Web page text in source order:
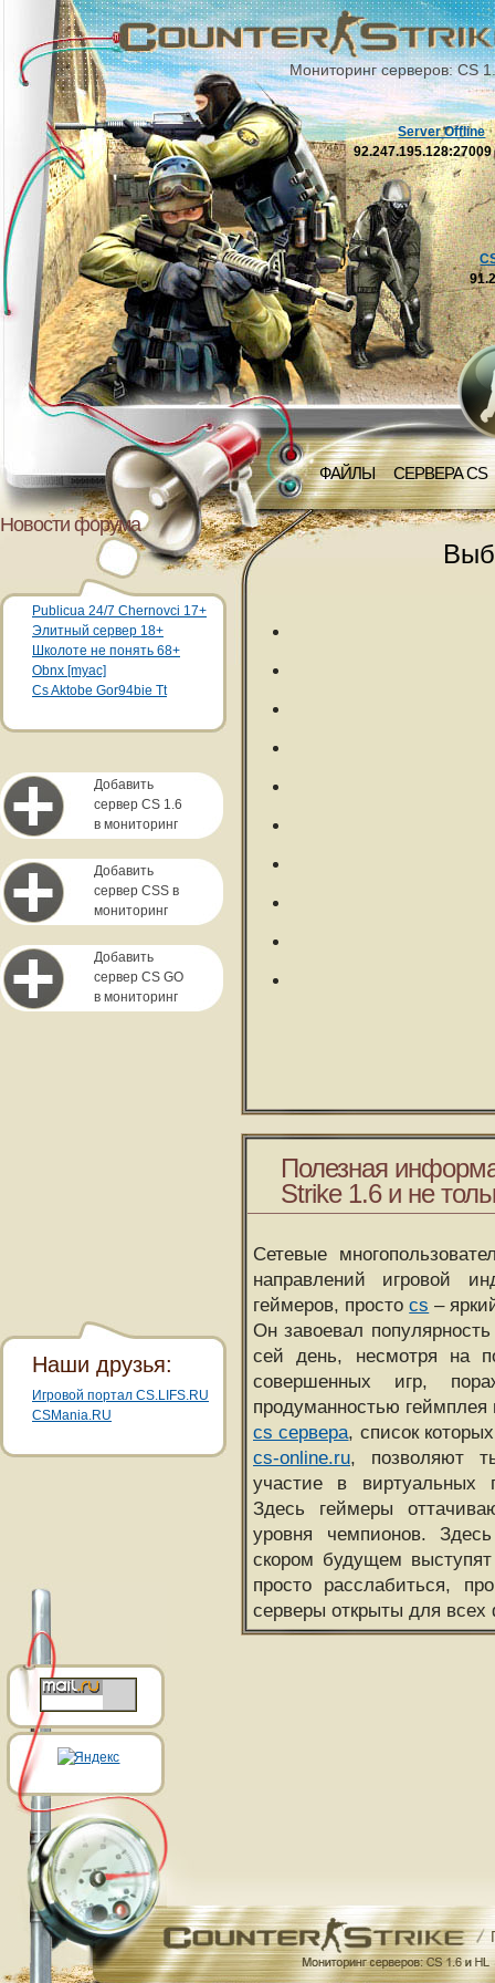
Мониторинг серверов: CS
ФАЙЛЫ СЕРВЕРА CS
Server Offline
92.247.195.128:27009
Новости форума
Publicua 24/7 Chernovci 17+
Элитный сервер 18+
Школоте не понять 68+
Obnx [myac]
Cs Aktobe Gor94bie Tt
Добавить
сервер CS 1.6
в мониторинг
Добавить
сервер CSS в
мониторинг
Добавить
сервер CS GO
в мониторинг
Полезная
Strike 1.6 и не
Сетевые
направлений игровой
геймеров, простоcs –
Он завоевал
сей день, несмотря на
совершенных игр,
продуманностью
cs сервера, список
cs-online.ru, позволяют
участие в виртуальных
Здесь геймеры
уровня чемпионов.
скором будущем
просто расслабиться,
серверы открыты для всех
Наши друзья:
Игровой портал CS.LIFS.RU
CSMania.RU